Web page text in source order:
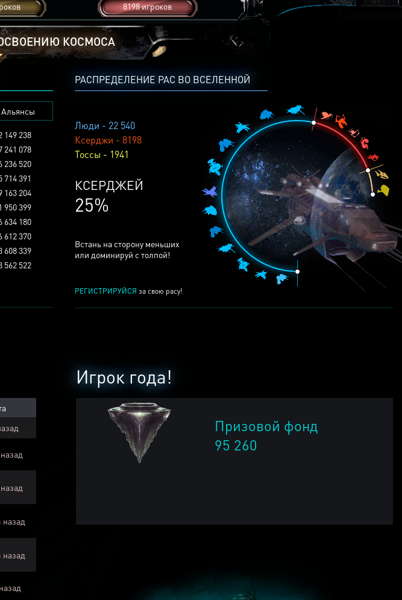
8198 игроков
КОСМОСА
РАСПРЕДЕЛЕНИЕ РАС ВО ВСЕЛЕННОЙ
Люди - 22 540
Ксерджи - 8198
Тоссы - 1941
КСЕРДЖЕЙ
25%
Встань на сторону меньших
или доминируй с толпой!
РЕГИСТРИРУЙСЯ за свою расу!
Альянсы
149 238
241 078
236 520
714 391
163 204
950 399
634 180
612 370
608 339
562 522
Игрок года!
Призовой фонд
95 260
назад
назад